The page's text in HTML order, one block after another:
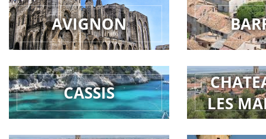
AVIGNON
CASSIS
LES